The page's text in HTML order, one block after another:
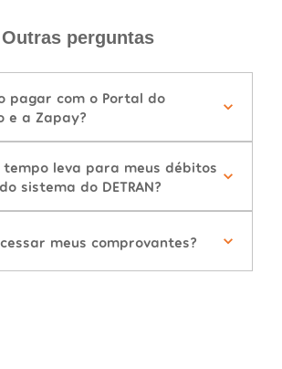
Outras perguntas
pagar com o Portal do
e a Zapay?
tempo leva para meus débitos
sistema do DETRAN?
meus comprovantes?